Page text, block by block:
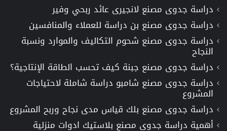
دراسة جدوى مصنع لانجيرى عائد ربحي وفير
دراسة جدوى مصنع بن دراسة للعملاء والمنافسين
دراسة جدوى مصنع شحوم التكاليف والموارد ونسبة
النجاح
دراسة جدوى مصنع جبنة كيف تحسب الطاقة الإنتاجية؟
دراسة جدوى مصنع شامبو دراسة شاملة لاحتياجات
المشروع
دراسة جدوى مصنع بلك قياس مدى نجاح وربح المشروع
أهمية دراسة جدوى مصنع بلاستيك ادوات منزلية